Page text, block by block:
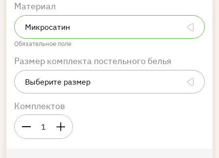
Материал
Обязательное поле
Размер комплекта постельного белья
Комплектов
1